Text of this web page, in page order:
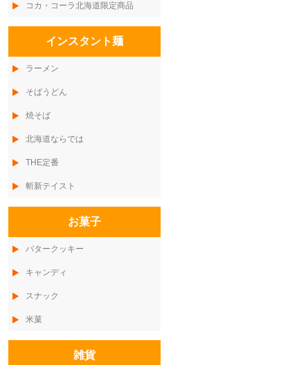
コカ・コーラ北海道限定商品
インスタント麺
ラーメン
そばうどん
焼そば
北海道ならでは
THE定番
斬新テイスト
お菓子
バタークッキー
キャンディ
スナック
米菓
雑貨